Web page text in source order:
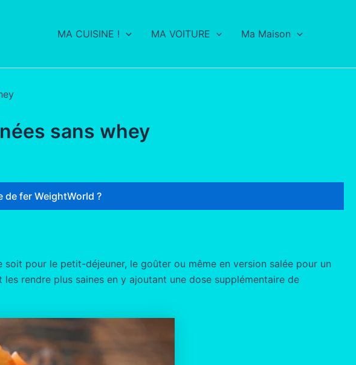
MA CUISINE ! MA VOITURE Ma Maison
sans whey
fer WeightWorld ?
pour le petit-déjeuner, le goûter ou même en version salée pour un
rendre plus saines en y ajoutant une dose supplémentaire de